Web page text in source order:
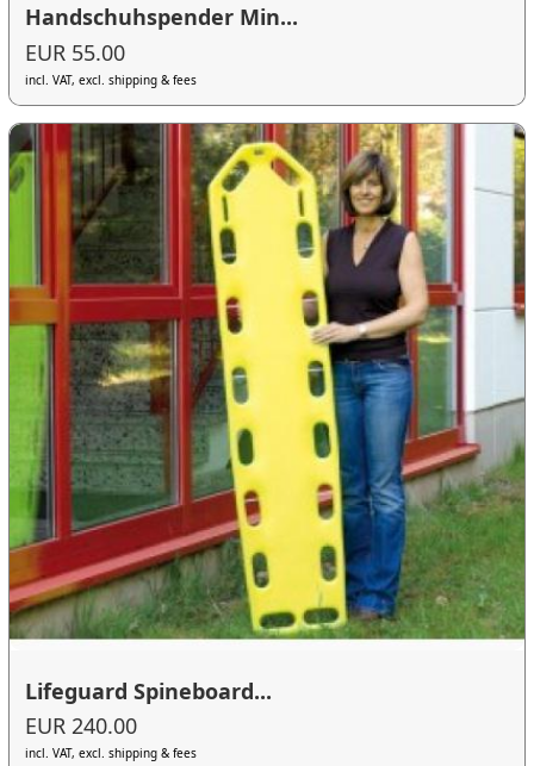
Handschuhspender Min...
EUR 55.00
incl. VAT, excl. shipping & fees
Lifeguard Spineboard...
EUR 240.00
incl. VAT, excl. shipping & fees